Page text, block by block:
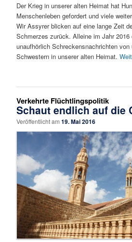
Der Krieg in unserer alten Heimat hat
Menschenleben gefordert und viele
Wir Assyrer blicken auf eine lange Zeit
Schmerzes zurück. Alleine im Jahr 2016
unaufhörlich Schreckensnachrichten von
Schwestern in unserer alten Heimat.
Verkehrte Flüchtlingspolitik
Schaut endlich auf die
Veröffentlicht am19. Mai 2016